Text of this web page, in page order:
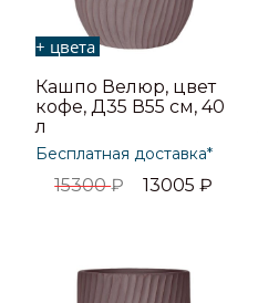
+ цвета
Кашпо Велюр, цвет
кофе, Д35 В55 см, 40
л
Бесплатная доставка*
15300₽ 13005₽